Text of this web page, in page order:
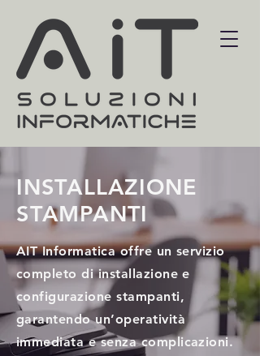
INSTALLAZIONE
STAMPANTI
AIT Informatica offre un servizio
completo di installazione e
configurazione stampanti,
garantendo un’operatività
immediata e senza complicazioni.